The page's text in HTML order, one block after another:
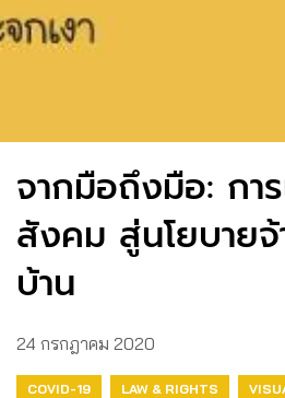
จากมือถึงมือ: กา
สังคม สู่นโยบายจ้
บ้าน
24 กรกฎาคม 2020
COVID-19 LAW & RIGHTS